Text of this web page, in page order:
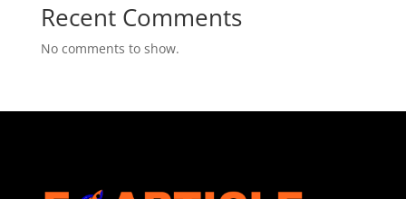
Recent Comments
No comments to show.